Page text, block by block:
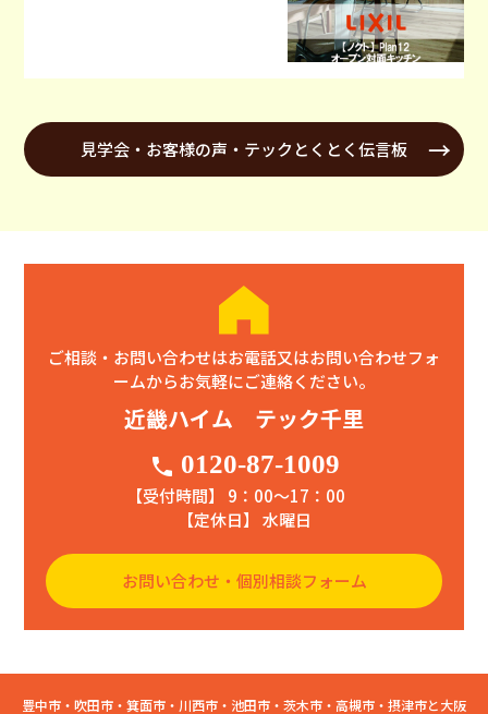
見学会・お客様の声・テックとくとく伝言板
ご相談・お問い合わせはお電話又はお問い合わせフォ
ームからお気軽にご連絡ください。
近畿ハイム テック千里
phone 0120-87-1009
【受付時間】 9：00〜17：00
【定休日】 水曜日
お問い合わせ・個別相談フォーム
豊中市・吹田市・箕面市・川西市・池田市・茨木市・高槻市・摂津市と大阪